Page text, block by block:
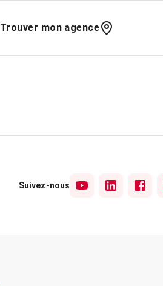
Trouver mon agence
Suivez-nous